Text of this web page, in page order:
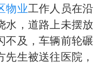
物业工作人员在沿
水，道路上未摆放
不及，车辆前轮碾
生被送往医院，